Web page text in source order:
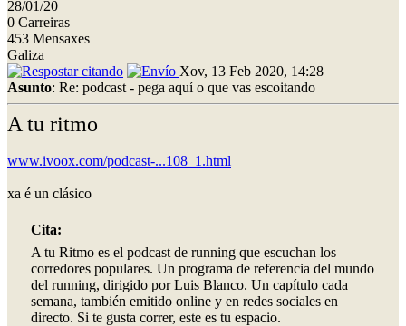
28/01/20
0 Carreiras
453 Mensaxes
Galiza
Xov, 13 Feb 2020, 14:28
Asunto: Re: podcast - pega aquí o que vas escoitando
A tu ritmo
www.ivoox.com/podcast-...108_1.html
xa é un clásico
Cita:
A tu Ritmo es el podcast de running que escuchan los
corredores populares. Un programa de referencia del mundo
del running, dirigido por Luis Blanco. Un capítulo cada
semana, también emitido online y en redes sociales en
directo. Si te gusta correr, este es tu espacio.